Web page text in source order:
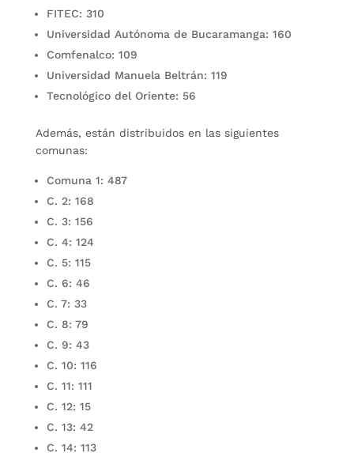
FITEC: 310
Universidad Autónoma de Bucaramanga: 160
Comfenalco: 109
Universidad Manuela Beltrán: 119
Tecnológico del Oriente: 56
Además, están distribuidos en las siguientes
comunas:
Comuna 1: 487
C. 2: 168
C. 3: 156
C. 4: 124
C. 5: 115
C. 6: 46
C. 7: 33
C. 8: 79
C. 9: 43
C. 10: 116
C. 11: 111
C. 12: 15
C. 13: 42
C. 14: 113